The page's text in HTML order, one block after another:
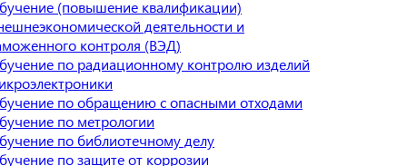
(повышение квалификации)
деятельности и
контроля (ВЭД)
по радиационному контролю изделий
по обращению с опасными отходами
по метрологии
по библиотечному делу
по защите от коррозии